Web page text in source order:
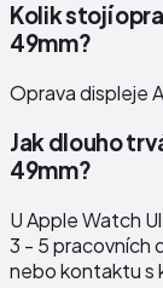
Kolik stojí
49mm?
Oprava displeje
Jak dlouho
49mm?
U Apple Watch
3 - 5 pracovních
nebo kontaktu s